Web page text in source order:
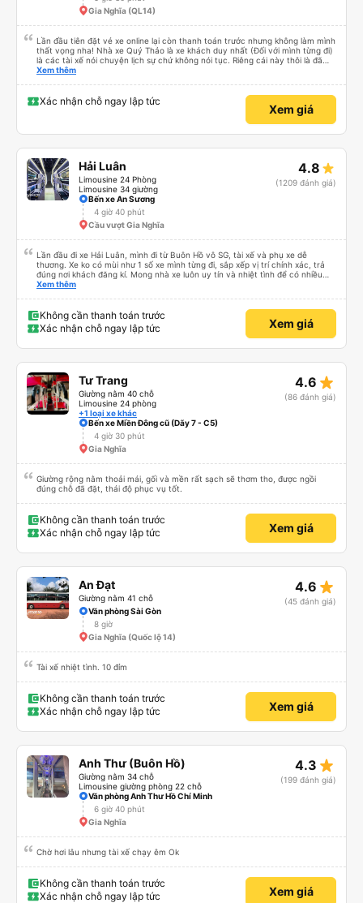
Gia Nghĩa (QL14)
Lần đầu tiên đặt vé xe online lại còn thanh toán trước nhưng không làm mình
thất vọng nha! Nhà xe Quý Thảo là xe khách duy nhất (Đối với mình từng đi)
là các tài xế nói chuyện lịch sự chứ không nói tục. Riêng cái này thôi là đã
đánh giá 5 sao rồi. Chú tài xế còn uống pepsi rất dễ thương chứ không có
Xem thêm
Xác nhận chỗ ngay lập tức
Xem giá
Hải Luân
Limousine 24 Phòng
Limousine 34 giường
4.8
(1209 đánh giá)
Bến xe An Sương
4 giờ 40 phút
Cầu vượt Gia Nghĩa
Lần đầu đi xe Hải Luân, mình đi từ Buôn Hồ vô SG, tài xế và phụ xe dễ
thương. Xe ko có mùi như 1 số xe mình từng đi, sắp xếp vị trí chính xác, trả
đúng nơi khách đăng kí. Mong nhà xe luôn uy tín và nhiệt tình để có nhiều
khách hàng hơn nữa
Xem thêm
Không cần thanh toán trước
Xác nhận chỗ ngay lập tức
Xem giá
Tư Trang
Giường nằm 40 chỗ
Limousine 24 phòng
+1 loại xe khác
4.6 star_rate
(86 đánh giá)
Bến xe Miền Đông cũ (Dãy 7 - C5)
4 giờ 30 phút
Gia Nghĩa
Giường rộng nằm thoải mái, gối và mền rất sạch sẽ thơm tho, được ngồi
đúng chỗ đã đặt, thái độ phục vụ tốt.
Không cần thanh toán trước
Xác nhận chỗ ngay lập tức
Xem giá
An Đạt
Giường nằm 41 chỗ
4.6 star_rate
(45 đánh giá)
Văn phòng Sài Gòn
8 giờ
Gia Nghĩa (Quốc lộ 14)
Tài xế nhiệt tình. 10 đỉm
Không cần thanh toán trước
Xác nhận chỗ ngay lập tức
Xem giá
Anh Thư (Buôn Hồ)
Giường nằm 34 chỗ
Limousine giường phòng 22 chỗ
4.3 star_rate
(199 đánh giá)
Văn phòng Anh Thư Hồ Chí Minh
6 giờ 40 phút
Gia Nghĩa
Chờ hơi lâu nhưng tài xế chạy êm Ok
Không cần thanh toán trước
Xác nhận chỗ ngay lập tức
Xem giá